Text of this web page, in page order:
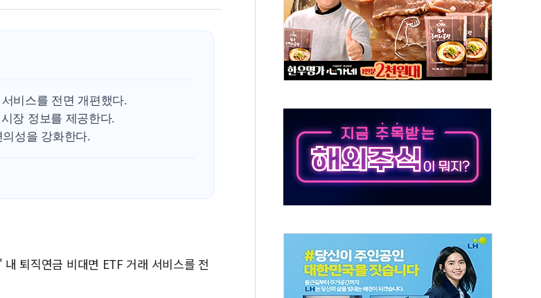
핵심 원유 수출항 '하르그섬', 최근 1주일 이상 '올스톱'… 美 해상봉쇄 영향
용 쇼크에 엔화 장중 급등…시장은 "또 개입했나" 촉각
욕증시 프리뷰, 美 고용 쇼크에 금리 인상 우려 후퇴…나스닥 선물 1%대 상승
] 이슬람 수니파 3개국, 공동방위협정 체결
증시 개장 전 특징주...아틀라시안·클라우드플레어·태양광주↑ VS 트레이드데스크·웬디스↓
정 정치인 측근 포항시 정책특보 내정설...포항시 '시끌'
비스를 전면 개편했다.
장 정보를 제공한다.
성을 강화한다.
퇴직연금 비대면 ETF 거래 서비스를 전